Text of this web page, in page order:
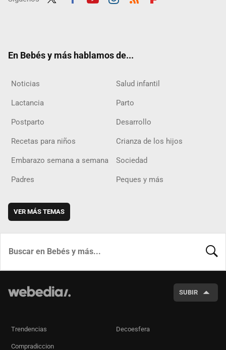
En Bebés y más hablamos de...
Noticias Salud infantil
Lactancia Parto
Postparto Desarrollo
Recetas para niños Crianza de los hijos
Embarazo semana a semana Sociedad
Padres Peques y más
VER MÁS TEMAS
SUBIR
Trendencias Decoesfera
Compradiccion